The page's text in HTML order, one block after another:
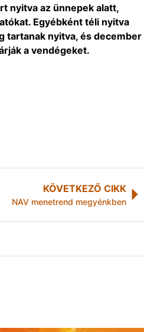
nyitva az ünnepek alatt,
Egyébként téli nyitva
tartanak nyitva, és december
a vendégeket.
KÖVETKEZŐ CIKK
NAV menetrend megyénkben